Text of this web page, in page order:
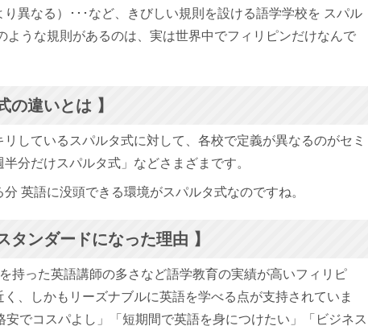
異なる）･･･など、きびしい規則を設ける語学学校を スパル
ような規則があるのは、実は世界中でフィリピンだけなんで
の違いとは 】
しているスパルタ式に対して、各校で定義が異なるのがセミ
分だけスパルタ式」などさまざまです。
英語に没頭できる環境がスパルタ式なのですね。
タンダードになった理由 】
持った英語講師の多さなど語学教育の実績が高いフィリピ
、しかもリーズナブルに英語を学べる点が支持されていま
でコスパよし」「短期間で英語を身につけたい」「ビジネス